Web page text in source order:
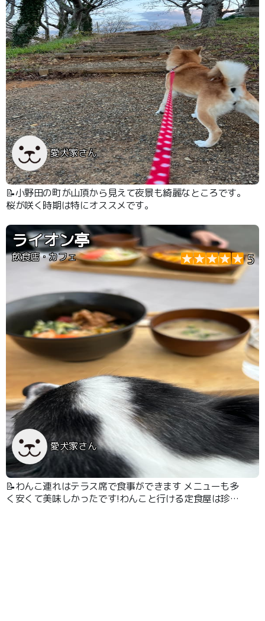
愛犬家さん
📝小野田の町が山頂から見えて夜景も綺麗なところです。
桜が咲く時期は特にオススメです。
ライオン亭
飲食店・カフェ 5
愛犬家さん
📝わんこ連れはテラス席で食事ができます メニューも多
く安くて美味しかったです!わんこと行ける定食屋は珍し